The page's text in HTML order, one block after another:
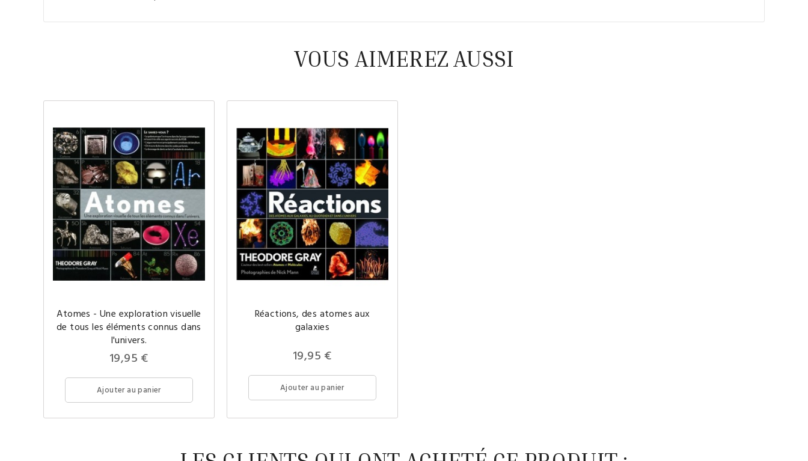
VOUS AIMEREZ AUSSI
Atomes - Une exploration visuelle
de tous les éléments connus dans
l'univers.
Prix
19,95 €
Ajouter au panier
Réactions, des atomes aux
galaxies
Prix
19,95 €
Ajouter au panier